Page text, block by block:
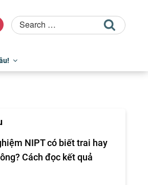
NIPT có biết trai hay
Cách đọc kết quả